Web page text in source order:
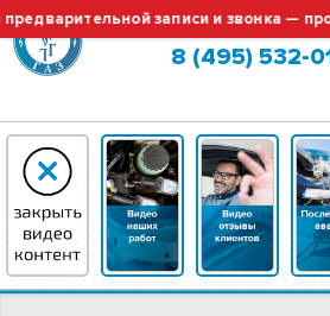
записи и звонка — просто
Москва (сменить
8 (495) 532-